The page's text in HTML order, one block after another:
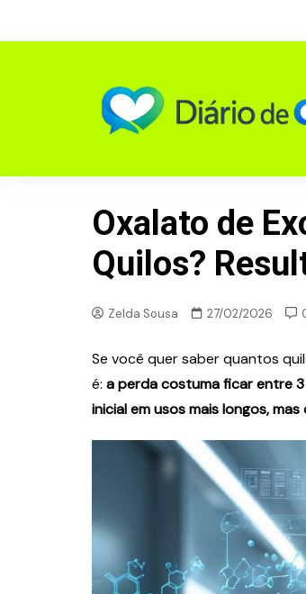
Oxalato de
Quilos?
Zelda Sousa 27/02/2026
Se você quer saber quantos
é: a perda costuma ficar entre 3
inicial em usos mais longos,